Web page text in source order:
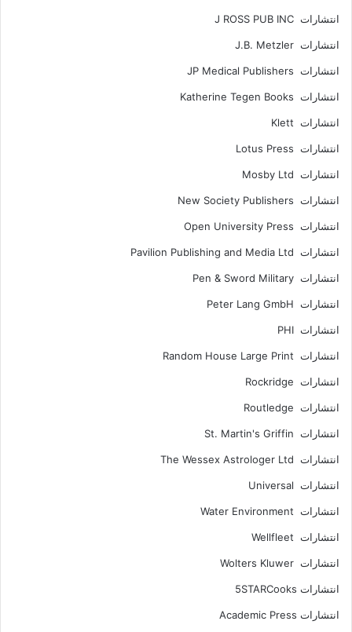
انتشارات J ROSS PUB INC
انتشارات J.B. Metzler
انتشارات JP Medical Publishers
انتشارات Katherine Tegen Books
انتشارات Klett
انتشارات Lotus Press
انتشارات Mosby Ltd
انتشارات New Society Publishers
انتشارات Open University Press
انتشارات Pavilion Publishing and Media Ltd
انتشارات Pen & Sword Military
انتشارات Peter Lang GmbH
انتشارات PHI
انتشارات Random House Large Print
انتشارات Rockridge
انتشارات Routledge
انتشارات St. Martin's Griffin
انتشارات The Wessex Astrologer Ltd
انتشارات Universal
انتشارات Water Environment
انتشارات Wellfleet
انتشارات Wolters Kluwer
انتشارات 5STARCooks
انتشارات Academic Press